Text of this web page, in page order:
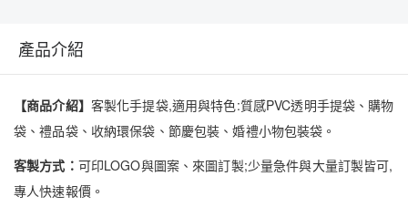
產品介紹
【商品介紹】 客製化手提袋,適用與特色:質感PVC透明手提袋、購物
袋、禮品袋、收納環保袋、節慶包裝、婚禮小物包裝袋。
客製方式： 可印LOGO與圖案、來圖訂製;少量急件與大量訂製皆可,
專人快速報價。